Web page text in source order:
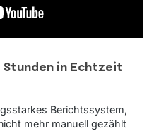
in Echtzeit
Berichtssystem,
mehr manuell gezählt